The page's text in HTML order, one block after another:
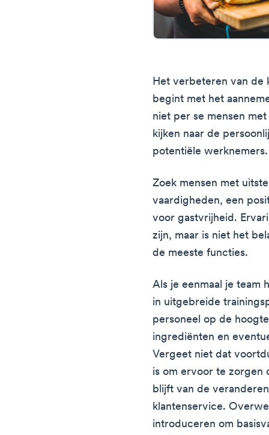
Het verbeteren van de
begint met het
niet per se mensen
kijken naar de
potentiële werknemers.
Zoek mensen met
vaardigheden, een
voor gastvrijheid.
zijn, maar is niet het
de meeste functies.
Als je eenmaal je team
in uitgebreide
personeel op de
ingrediënten en
Vergeet niet dat
is om ervoor te zorgen
blijft van de
klantenservice.
introduceren om